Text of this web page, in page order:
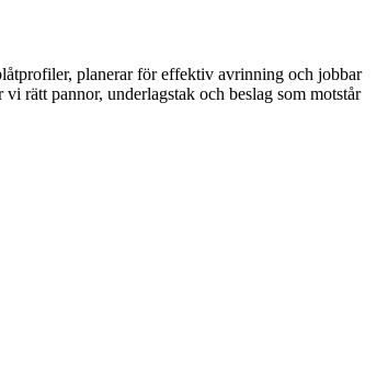
planerar för effektiv avrinning och jobbar
rätt pannor, underlagstak och beslag som motstår